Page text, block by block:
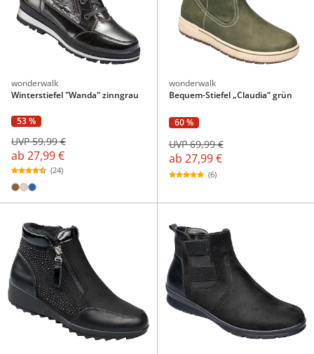
wonderwalk
Winterstiefel "Wanda" zinngrau
53 %
ab 27,99 €
UVP 59,99 €
(24)
wonderwalk
Bequem-Stiefel „Claudia“ grün
60 %
ab 27,99 €
UVP 69,99 €
(6)